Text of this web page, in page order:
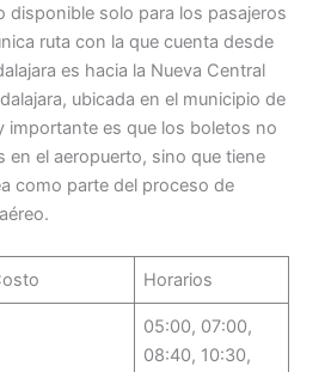
disponible solo para los pasajeros
ruta con la que cuenta desde
es hacia la Nueva Central
ubicada en el municipio de
importante es que los boletos no
en el aeropuerto, sino que tiene
como parte del proceso de
Horarios
05:00, 07:00,
08:40, 10:30,